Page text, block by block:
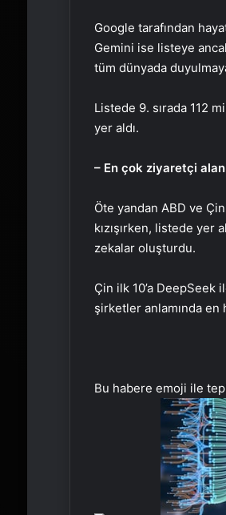
Google tarafından
Gemini ise listeye
tüm dünyada
Listede 9. sırada 112
yer aldı.
– En çok ziyaretçi alan
Öte yandan ABD ve
kızışırken, listede yer
zekalar oluşturdu.
Çin ilk 10’a
şirketler anlamında en
Bu habere emoji ile